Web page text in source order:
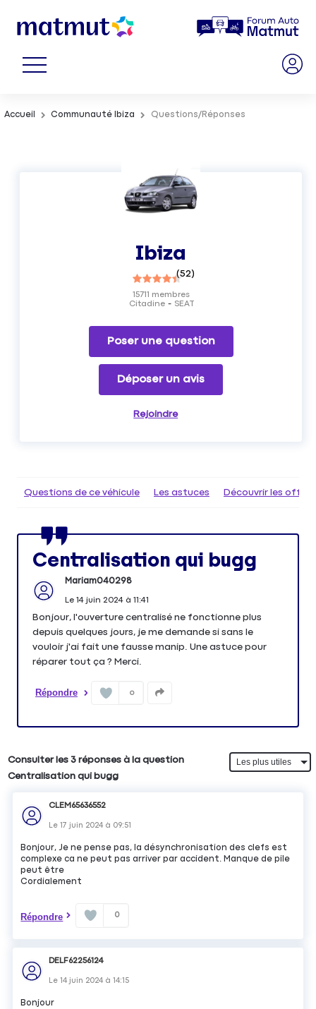
Accueil Communauté Ibiza Questions/Réponses
Ibiza
(52)
Citadine SEAT
15711 membres
Poser une question
Déposer un avis
Rejoindre
Questions de ce véhicule Les astuces Découvrir les
Centralisation qui bugg
Mariam040298
Le 14 juin 2024à 11:41
Bonjour, l'ouverture centralisé ne fonctionne plus
depuis quelques jours, je me demande si sans le
vouloir j'ai fait une fausse manip. Une astuce pour
réparer tout ça ? Merci.
Répondre 0
Consulter les 3 réponses à la question
Centralisation qui bugg
CLEM65636552
Le17 juin 2024 à 09:51
Bonjour, Je ne pense pas, la désynchronisation des clefs est
complexe ca ne peut pas arriver par accident. Manque de pile
peut être
Cordialement
Répondre 0
DELF62256124
Le14 juin 2024 à14:15
Bonjour